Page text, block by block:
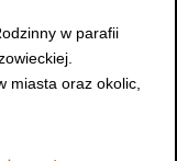
w parafii
miasta oraz okolic,